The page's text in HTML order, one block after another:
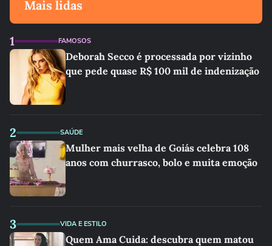
Mais lidas
1 FAMOSOS
Deborah Secco é processada por vizinho
que pede quase R$ 100 mil de indenização
2 SAÚDE
Mulher mais velha de Goiás celebra 108
anos com churrasco, bolo e muita emoção
3 VIDA E ESTILO
Quem Ama Cuida: descubra quem matou